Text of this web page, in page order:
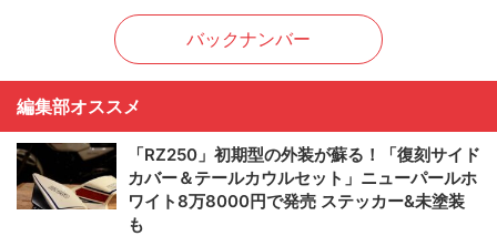
バックナンバー
編集部オススメ
「RZ250」初期型の外装が蘇る！「復刻サイド
カバー＆テールカウルセット」ニューパールホ
ワイト8万8000円で発売 ステッカー&未塗装
も